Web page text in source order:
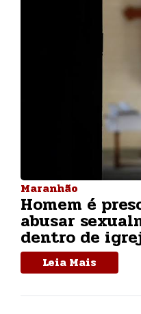
Maranhão
Homem é
abusar
dentro de
Leia Mais